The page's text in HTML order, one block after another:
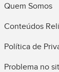
Quem Somos
Conteúdos
Política de
Problema no